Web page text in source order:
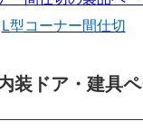
L型コーナー間仕切
装ドア・建具